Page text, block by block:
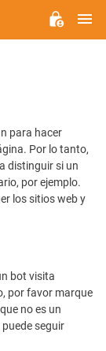
para hacer
Por lo tanto,
distinguir si un
por ejemplo.
los sitios web y
bot visita
por favor marque
no es un
seguir